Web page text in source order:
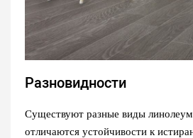
Разновидности
Существуют разные виды
отличаются устойчивости к